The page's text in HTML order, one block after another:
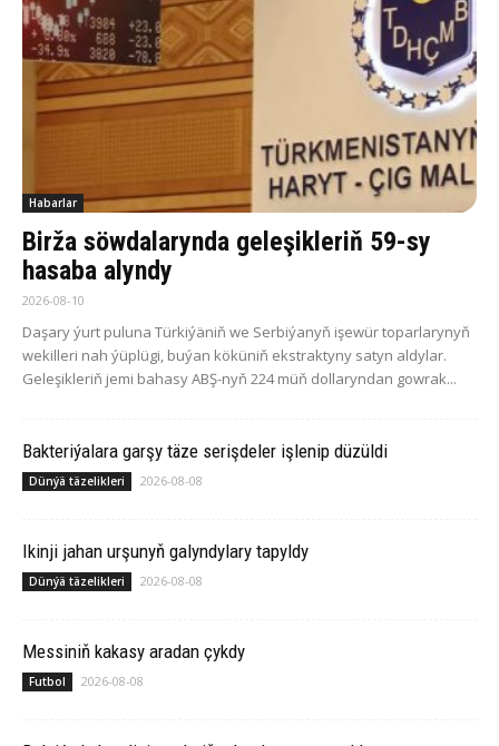
Habarlar
Birža söwdalarynda geleşikleriň 59-sy
hasaba alyndy
2026-08-10
Daşary ýurt puluna Türkiýäniň we Serbiýanyň işewür toparlarynyň
wekilleri nah ýüplügi, buýan köküniň ekstraktyny satyn aldylar.
Geleşikleriň jemi bahasy ABŞ-nyň 224 müň dollaryndan gowrak...
Bakteriýalara garşy täze serişdeler işlenip düzüldi
Dünýä täzelikleri 2026-08-08
Ikinji jahan urşunyň galyndylary tapyldy
Dünýä täzelikleri 2026-08-08
Messiniň kakasy aradan çykdy
Futbol 2026-08-08